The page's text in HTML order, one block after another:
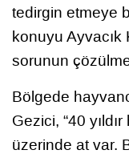
tedirgin etmeye
konuyu Ayvacık
sorunun
Bölgede
Gezici, “40
üzerinde at var.